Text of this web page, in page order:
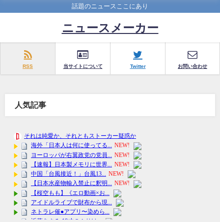
話題のニュースここにあり
ニュースメーカー
RSS 当サイトについて Twitter お問い合わせ
人気記事